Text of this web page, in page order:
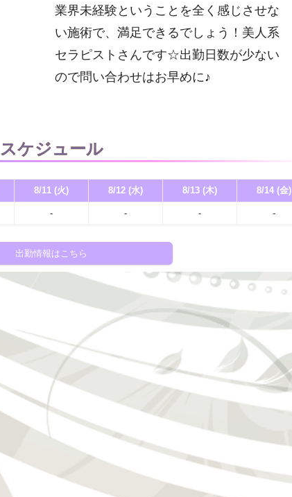
業界未経験ということを全く感じさせな
い施術で、満足できるでしょう！美人系
セラピストさんです☆出勤日数が少ない
ので問い合わせはお早めに♪
スケジュール
8/11 (火) 8/12 (水) 8/13 (木) 8/14 (金)
- - - -
出勤情報はこちら